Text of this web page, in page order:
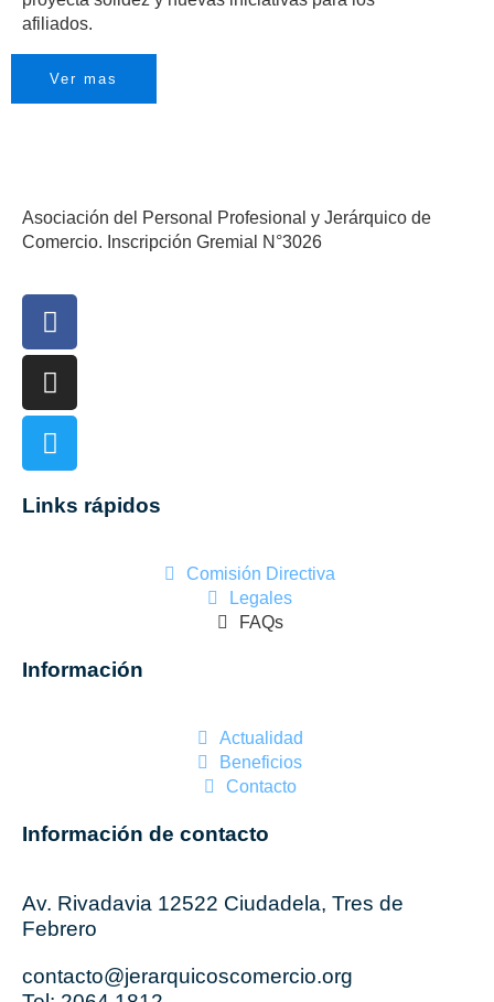
afiliados.
Ver mas
Asociación del Personal Profesional y Jerárquico de
Comercio. Inscripción Gremial N°3026
Links rápidos
Comisión Directiva
Legales
FAQs
Información
Actualidad
Beneficios
Contacto
Información de contacto
Av. Rivadavia 12522 Ciudadela, Tres de
Febrero
contacto@jerarquicoscomercio.org